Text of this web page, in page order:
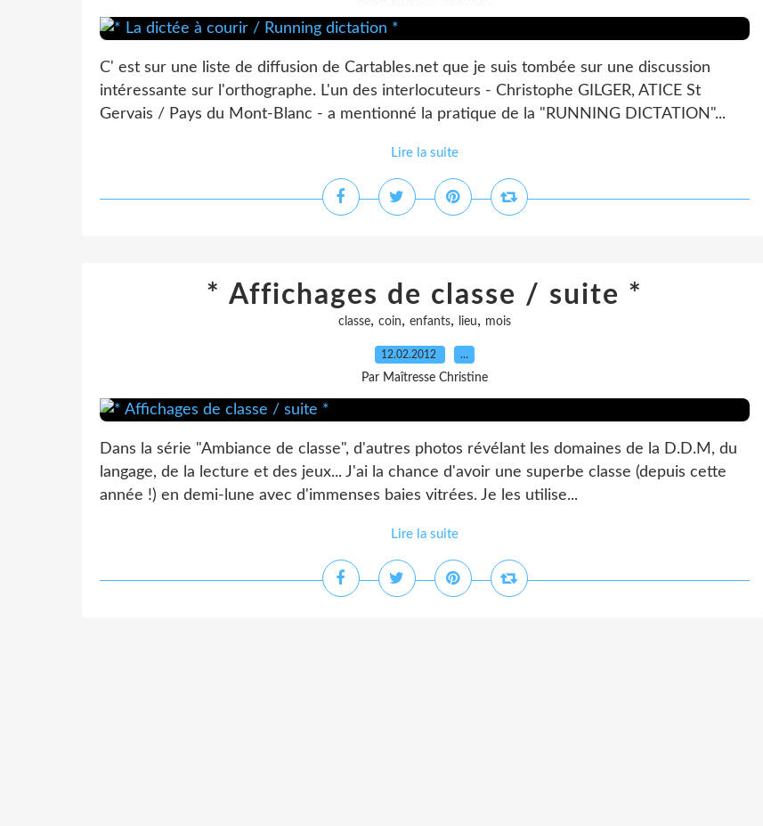
C' est sur une liste de diffusion de Cartables.net que je suis tombée sur une discussion
intéressante sur l'orthographe. L'un des interlocuteurs - Christophe GILGER, ATICE St
Gervais / Pays du Mont-Blanc - a mentionné la pratique de la "RUNNING DICTATION"...
Lire la suite
* Affichages de classe / suite *
classe, coin, enfants, lieu, mois
12.02.2012 …
Par Maîtresse Christine
Dans la série "Ambiance de classe", d'autres photos révélant les domaines de la D.D.M, du
langage, de la lecture et des jeux... J'ai la chance d'avoir une superbe classe (depuis cette
année !) en demi-lune avec d'immenses baies vitrées. Je les utilise...
Lire la suite